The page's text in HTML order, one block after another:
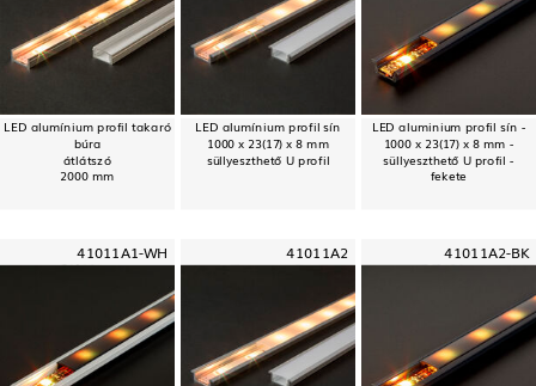
LED alumínium profil takaró
búra
átlátszó
2000 mm
LED alumínium profil sín
1000 x 23(17) x 8 mm
süllyeszthető U profil
LED aluminium profil sín -
1000 x 23(17) x 8 mm -
süllyeszthető U profil -
fekete
41011A1-WH 41011A2 41011A2-BK